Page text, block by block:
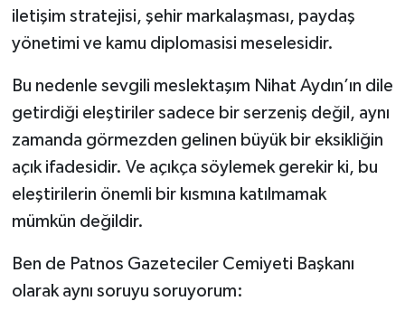
iletişim stratejisi, şehir markalaşması, paydaş
yönetimi ve kamu diplomasisi meselesidir.
Bu nedenle sevgili meslektaşım Nihat Aydın’ın dile
getirdiği eleştiriler sadece bir serzeniş değil, aynı
zamanda görmezden gelinen büyük bir eksikliğin
açık ifadesidir. Ve açıkça söylemek gerekir ki, bu
eleştirilerin önemli bir kısmına katılmamak
mümkün değildir.
Ben de Patnos Gazeteciler Cemiyeti Başkanı
olarak aynı soruyu soruyorum: